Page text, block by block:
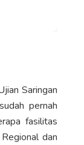
Saringan
pernah
fasilitas
dan